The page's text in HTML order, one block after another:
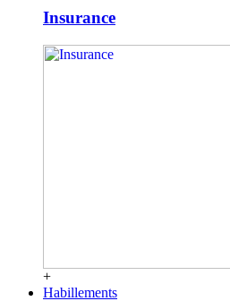
Insurance
+
Habillements